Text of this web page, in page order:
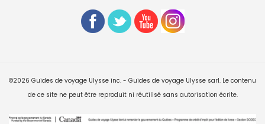
©2026 Guides de voyage Ulysse inc. - Guides de voyage Ulysse sarl. Le contenu
de ce site ne peut être reproduit ni réutilisé sans autorisation écrite.